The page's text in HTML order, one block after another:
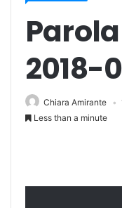
2018-
Chiara Amirante
Less than a minute